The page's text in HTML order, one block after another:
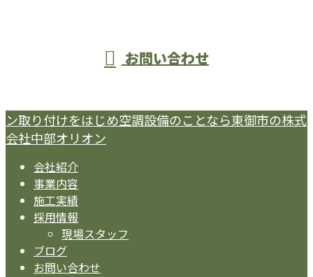
お問い合わせ
ン取り付けをはじめ空調設備のことなら東御市の株式
会社中部オリオン
会社紹介
事業内容
施工実績
採用情報
現場スタッフ
ブログ
お問い合わせ